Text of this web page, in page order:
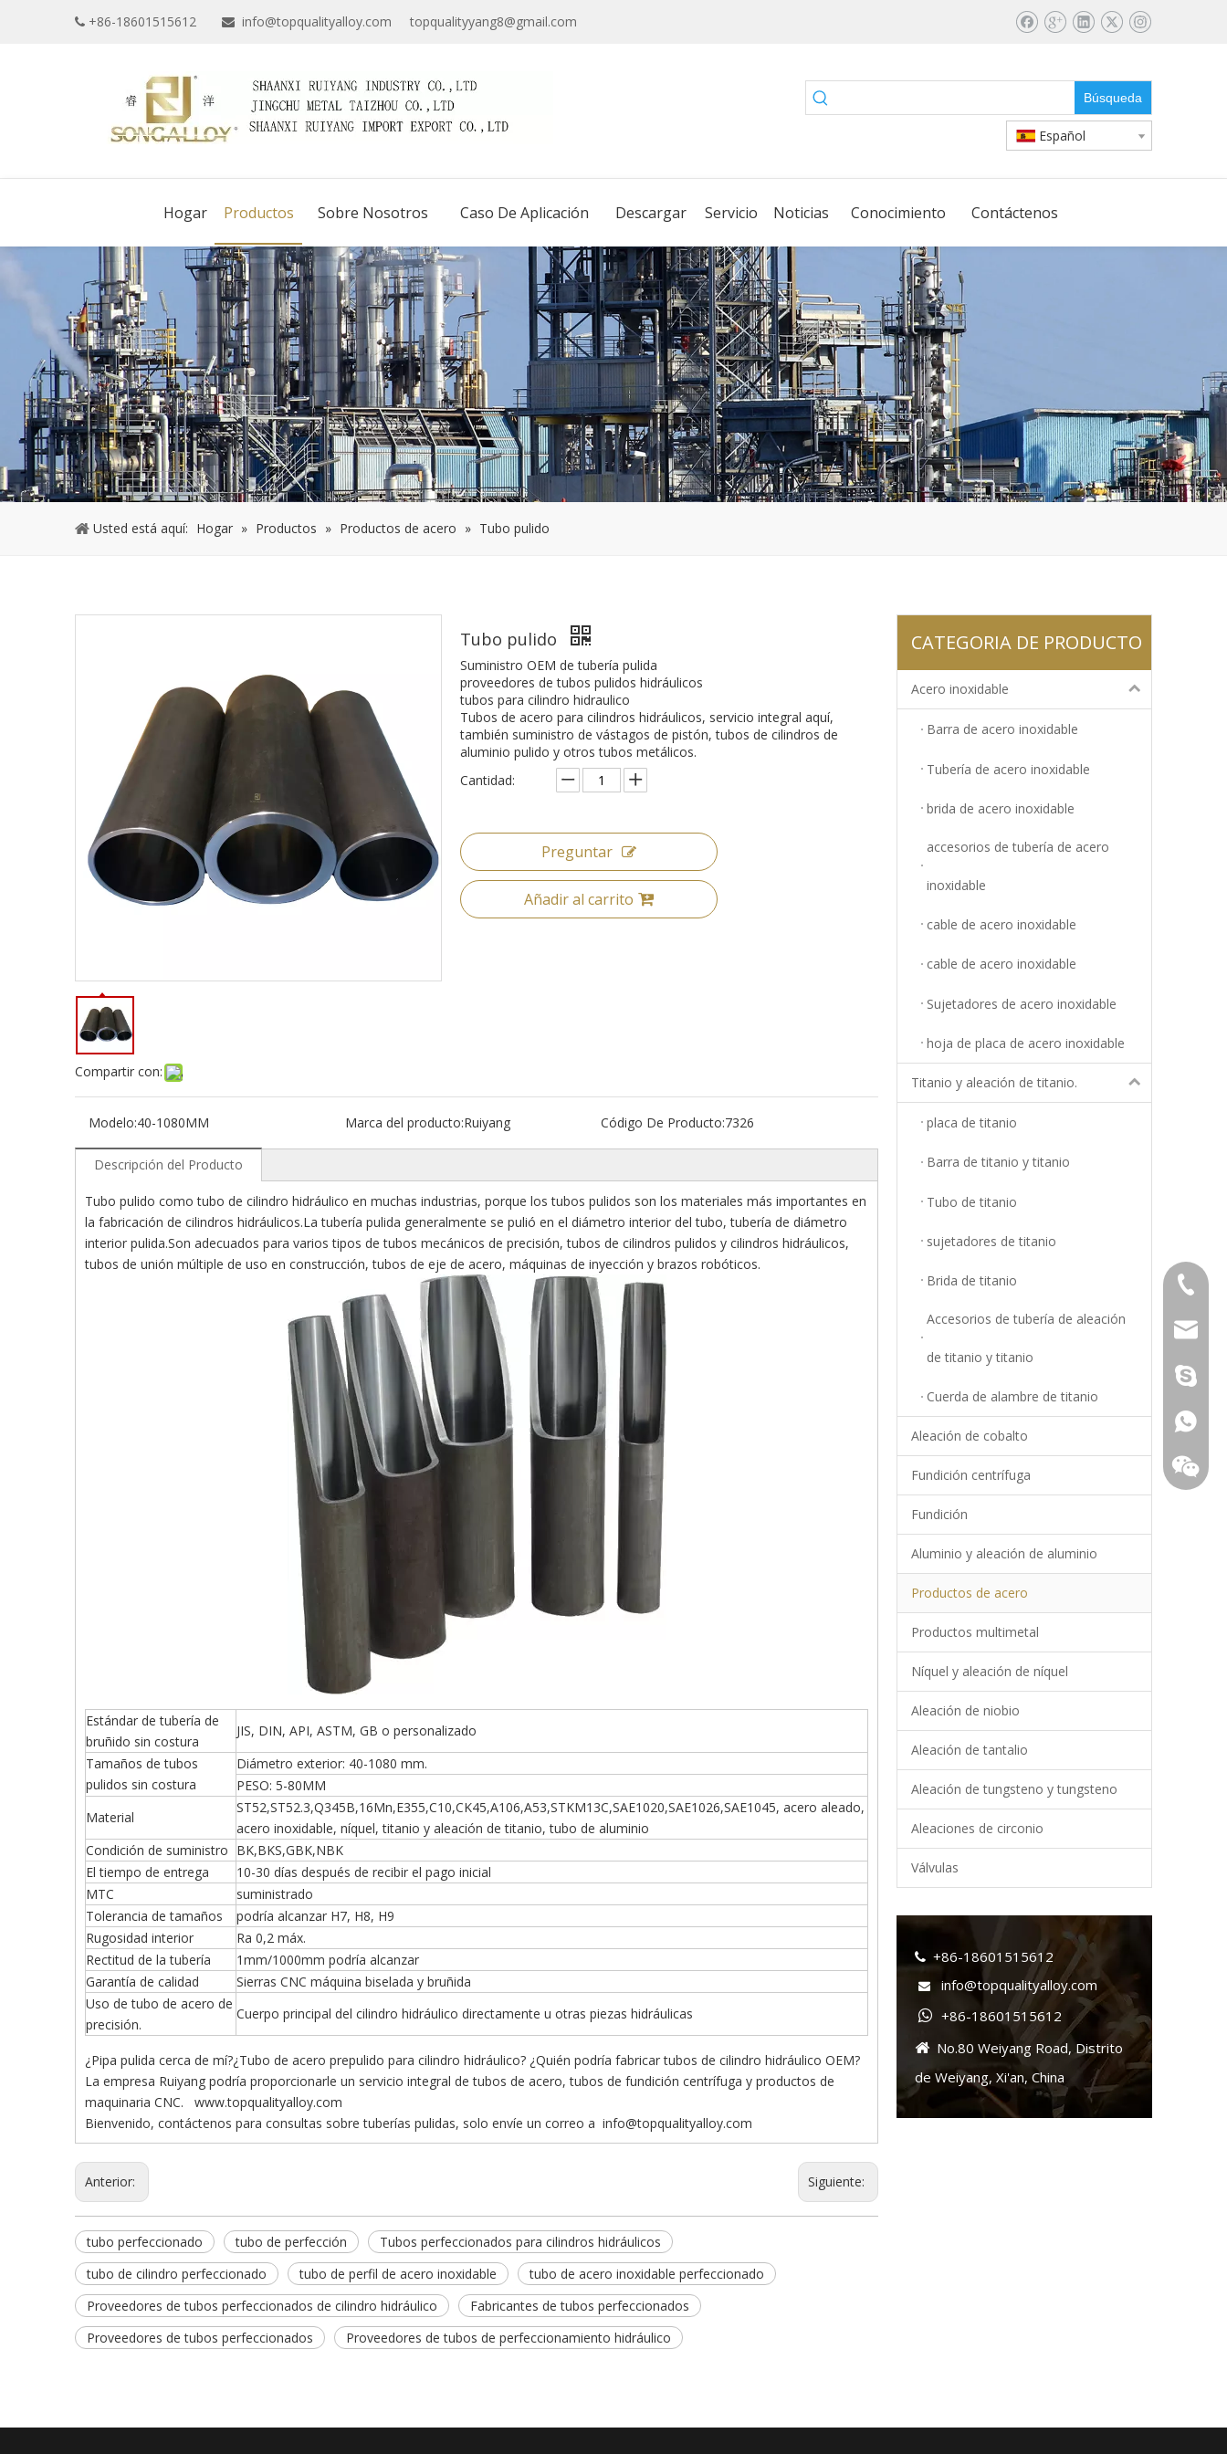
 +86-18601515612  info@topqualityalloy.com topqualityyang8@gmail.com
Búsqueda
Español
Hogar Productos Sobre Nosotros Caso De Aplicación Descargar Servicio Noticias Conocimiento Contáctenos
Usted está aquí: Hogar » Productos » Productos de acero » Tubo pulido
Compartir con:
Tubo pulido
Suministro OEM de tubería pulida
proveedores de tubos pulidos hidráulicos
tubos para cilindro hidraulico
Tubos de acero para cilindros hidráulicos, servicio integral aquí,
también suministro de vástagos de pistón, tubos de cilindros de
aluminio pulido y otros tubos metálicos.
Cantidad:
Preguntar
Añadir al carrito
Modelo:40-1080MM Marca del producto:Ruiyang Código De Producto:7326
Descripción del Producto
Tubo pulido como tubo de cilindro hidráulico en muchas industrias, porque los tubos pulidos son los materiales más importantes en
la fabricación de cilindros hidráulicos.La tubería pulida generalmente se pulió en el diámetro interior del tubo, tubería de diámetro
interior pulida.Son adecuados para varios tipos de tubos mecánicos de precisión, tubos de cilindros pulidos y cilindros hidráulicos,
tubos de unión múltiple de uso en construcción, tubos de eje de acero, máquinas de inyección y brazos robóticos.
Estándar de tubería de
bruñido sin costura
JIS, DIN, API, ASTM, GB o personalizado
Tamaños de tubos
pulidos sin costura
Diámetro exterior: 40-1080 mm.
PESO: 5-80MM
Material
ST52,ST52.3,Q345B,16Mn,E355,C10,CK45,A106,A53,STKM13C,SAE1020,SAE1026,SAE1045, acero aleado,
acero inoxidable, níquel, titanio y aleación de titanio, tubo de aluminio
Condición de suministro BK,BKS,GBK,NBK
El tiempo de entrega
10-30 días después de recibir el pago inicial
MTC
suministrado
Tolerancia de tamaños
podría alcanzar H7, H8, H9
Rugosidad interior
Ra 0,2 máx.
Rectitud de la tubería
1mm/1000mm podría alcanzar
Garantía de calidad
Sierras CNC máquina biselada y bruñida
Uso de tubo de acero de
precisión.
Cuerpo principal del cilindro hidráulico directamente u otras piezas hidráulicas
¿Pipa pulida cerca de mí?¿Tubo de acero prepulido para cilindro hidráulico? ¿Quién podría fabricar tubos de cilindro hidráulico OEM?
La empresa Ruiyang podría proporcionarle un servicio integral de tubos de acero, tubos de fundición centrífuga y productos de
maquinaria CNC. www.topqualityalloy.com
Bienvenido, contáctenos para consultas sobre tuberías pulidas, solo envíe un correo a info@topqualityalloy.com
Anterior: Siguiente:
tubo perfeccionado tubo de perfección
Tubos perfeccionados para cilindros hidráulicos
tubo de cilindro perfeccionado
tubo de perfil de acero inoxidable
tubo de acero inoxidable perfeccionado
Proveedores de tubos perfeccionados de cilindro hidráulico
Fabricantes de tubos perfeccionados
Proveedores de tubos perfeccionados
Proveedores de tubos de perfeccionamiento hidráulico
CATEGORIA DE PRODUCTO
Acero inoxidable
Barra de acero inoxidable
Tubería de acero inoxidable
brida de acero inoxidable
accesorios de tubería de acero
inoxidable
cable de acero inoxidable
cable de acero inoxidable
Sujetadores de acero inoxidable
hoja de placa de acero inoxidable
Titanio y aleación de titanio.
placa de titanio
Barra de titanio y titanio
Tubo de titanio
sujetadores de titanio
Brida de titanio
Accesorios de tubería de aleación
de titanio y titanio
Cuerda de alambre de titanio
Aleación de cobalto
Fundición centrífuga
Fundición
Aluminio y aleación de aluminio
Productos de acero
Productos multimetal
Níquel y aleación de níquel
Aleación de niobio
Aleación de tantalio
Aleación de tungsteno y tungsteno
Aleaciones de circonio
Válvulas
 +86-18601515612
 info@topqualityalloy.com
 +86-18601515612
 No.80 Weiyang Road, Distrito
de Weiyang, Xi'an, China
+86-
+86-